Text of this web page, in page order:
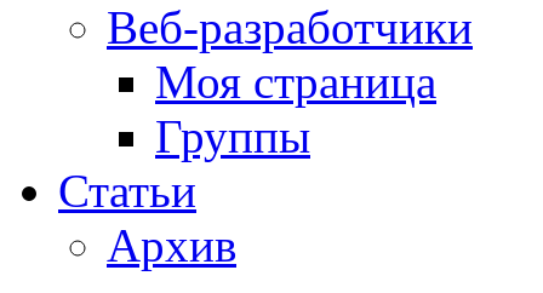
Веб-разработчики
Моя страница
Группы
Статьи
Архив